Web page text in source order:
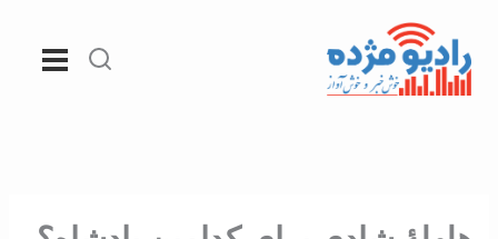
محتوا